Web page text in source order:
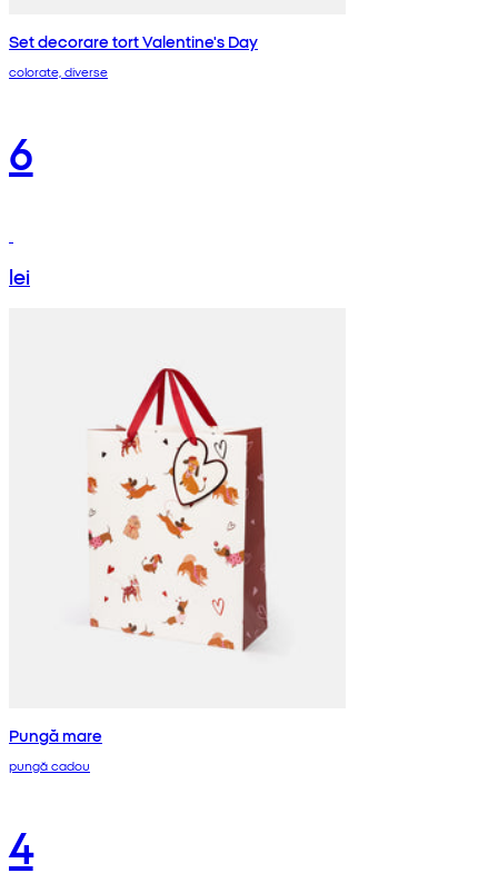
Set decorare tort Valentine's Day
colorate, diverse
6
lei
Pungă mare
pungă cadou
4